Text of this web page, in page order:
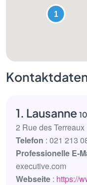
1. Lausanne
2 Rue des Terreaux
Telefon : 021 213
Professionelle E-
executive.com
Webseite : https://